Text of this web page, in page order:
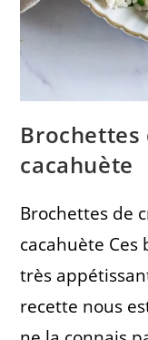
Brochettes
cacahuète
Brochettes de
cacahuète
très
recette nous